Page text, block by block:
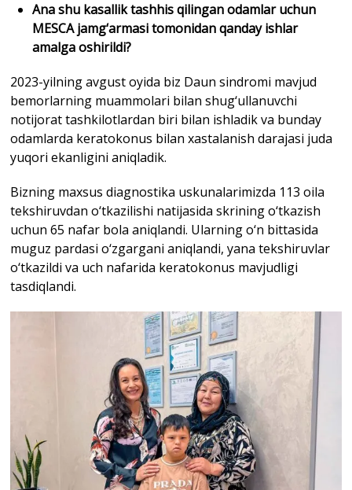
Ana shu kasallik tashhis qilingan odamlar uchun
MESCA jamg‘armasi tomonidan qanday ishlar
amalga oshirildi?
2023-yilning avgust oyida biz Daun sindromi mavjud
bemorlarning muammolari bilan shug‘ullanuvchi
notijorat tashkilotlardan biri bilan ishladik va bunday
odamlarda keratokonus bilan xastalanish darajasi juda
yuqori ekanligini aniqladik.
Bizning maxsus diagnostika uskunalarimizda 113 oila
tekshiruvdan o‘tkazilishi natijasida skrining o‘tkazish
uchun 65 nafar bola aniqlandi. Ularning o‘n bittasida
muguz pardasi o‘zgargani aniqlandi, yana tekshiruvlar
o‘tkazildi va uch nafarida keratokonus mavjudligi
tasdiqlandi.